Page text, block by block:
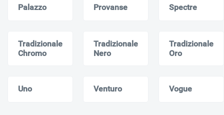
Palazzo Provanse Spectre
Tradizionale
Chromo
Tradizionale
Nero
Tradizionale
Oro
Uno Venturo Vogue